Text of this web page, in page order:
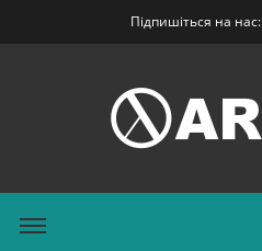
Підпишіться на нас: